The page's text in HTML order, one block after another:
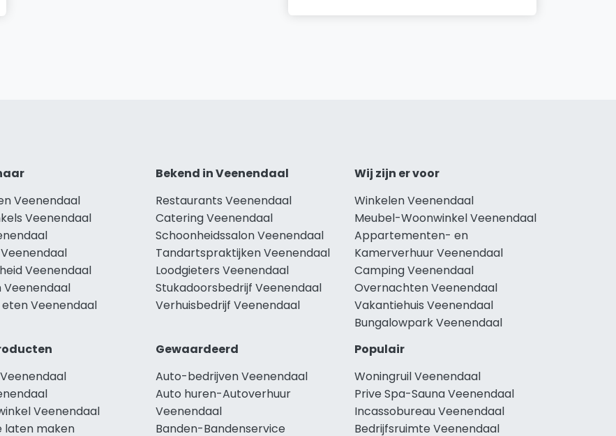
Veenendaal
Veenendaal
Veenendaal
Veenendaal
Veenendaal
Bekend in Veenendaal
Restaurants Veenendaal
Catering Veenendaal
Schoonheidssalon Veenendaal
Tandartspraktijken Veenendaal
Loodgieters Veenendaal
Stukadoorsbedrijf Veenendaal
Verhuisbedrijf Veenendaal
Wij zijn er voor
Winkelen Veenendaal
Meubel-Woonwinkel Veenendaal
Appartementen- en
Kamerverhuur Veenendaal
Camping Veenendaal
Overnachten Veenendaal
Vakantiehuis Veenendaal
Bungalowpark Veenendaal
Veenendaal
laten maken
Gewaardeerd
Auto-bedrijven Veenendaal
Auto huren-Autoverhuur
Veenendaal
Banden-Bandenservice
Populair
Woningruil Veenendaal
Prive Spa-Sauna Veenendaal
Incassobureau Veenendaal
Bedrijfsruimte Veenendaal